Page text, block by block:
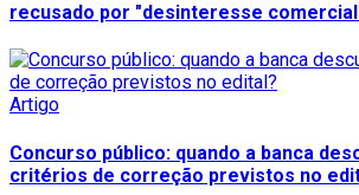
recusado por "desinteresse
Artigo
Concurso público: quando a banca
critérios de correção previstos no